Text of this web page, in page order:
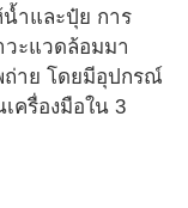
ำและปุ๋ย การ
วะแวดล้อมมา
ถ่าย โดยมีอุปกรณ์
ครื่องมือใน 3